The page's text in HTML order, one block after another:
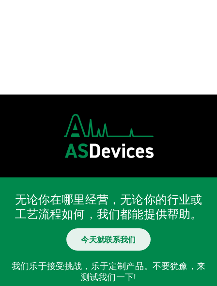
无论你在哪里经营，无论你的行业或
工艺流程如何，我们都能提供帮助。
今天就联系我们
我们乐于接受挑战，乐于定制产品。不要犹豫，来
测试我们一下!